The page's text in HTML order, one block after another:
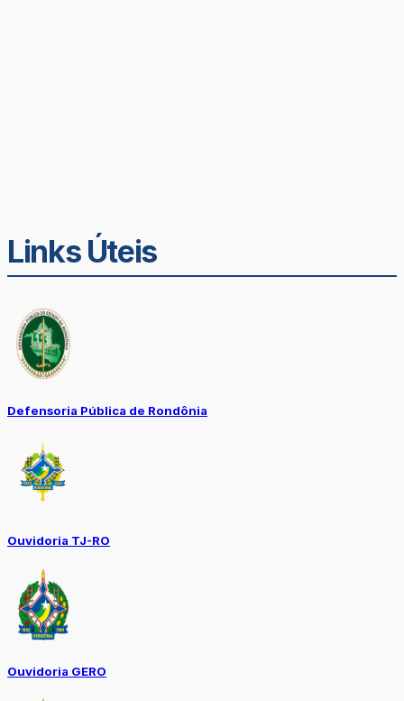
Links Úteis
Defensoria Pública de Rondônia
Ouvidoria TJ-RO
Ouvidoria GERO